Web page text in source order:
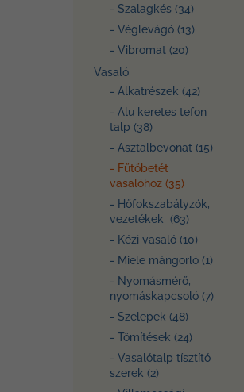
- Szalagkés (34)
- Véglevágó (13)
- Vibromat (20)
Vasaló
- Alkatrészek (42)
- Alu keretes tefon
talp (38)
- Asztalbevonat (15)
- Fűtőbetét
vasalóhoz (35)
- Hőfokszabályzók,
vezetékek (63)
- Kézi vasaló (10)
- Miele mángorló (1)
- Nyomásmérő,
nyomáskapcsoló (7)
- Szelepek (48)
- Tömítések (24)
- Vasalótalp tísztító
szerek (2)